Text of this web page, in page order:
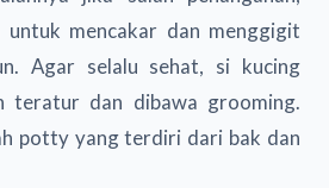
mencakar dan menggigit
Agar selalu sehat, si kucing
teratur dan dibawa grooming.
potty yang terdiri dari bak dan